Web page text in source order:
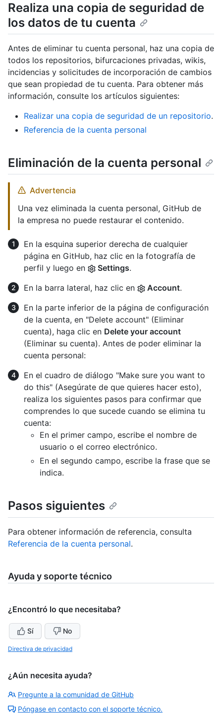
Realiza una copia de seguridad de
los datos de tu cuenta
Antes de eliminar tu cuenta personal, haz una copia de
todos los repositorios, bifurcaciones privadas, wikis,
incidencias y solicitudes de incorporación de cambios
que sean propiedad de tu cuenta. Para obtener más
información, consulte los artículos siguientes:
Realizar una copia de seguridad de un repositorio.
Referencia de la cuenta personal
Eliminación de la cuenta personal
Advertencia
Una vez eliminada la cuenta personal, GitHub de
la empresa no puede restaurar el contenido.
En la esquina superior derecha de cualquier
página en GitHub, haz clic en la fotografía de
perfil y luego en
Settings.
En la barra lateral, haz clic en
Account.
En la parte inferior de la página de configuración
de la cuenta, en "Delete account" (Eliminar
cuenta), haga clic en Delete your account
(Eliminar su cuenta). Antes de poder eliminar la
cuenta personal:
En el cuadro de diálogo "Make sure you want to
do this" (Asegúrate de que quieres hacer esto),
realiza los siguientes pasos para confirmar que
comprendes lo que sucede cuando se elimina tu
cuenta:
En el primer campo, escribe el nombre de
usuario o el correo electrónico.
En el segundo campo, escribe la frase que se
indica.
Pasos siguientes
Para obtener información de referencia, consulta
Referencia de la cuenta personal.
Ayuda y soporte técnico
¿Encontró lo que necesitaba?
Sí No
Directiva de privacidad
¿Aún necesita ayuda?
Pregunte a la comunidad de GitHub
Póngase en contacto con el soporte técnico.